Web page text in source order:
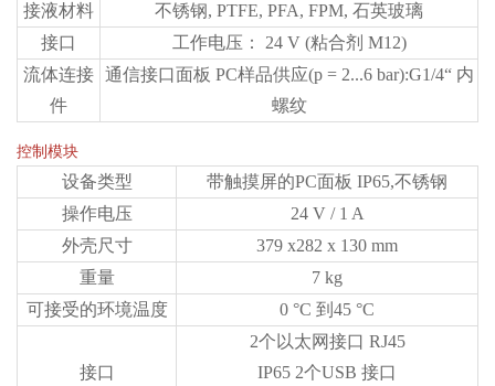
接液材料
不锈钢, PTFE, PFA, FPM, 石英玻璃
接口
工作电压： 24 V (粘合剂 M12)
流体连接
件
通信接口面板 PC样品供应(p = 2...6 bar):G1/4“ 内
螺纹
控制模块
设备类型
带触摸屏的PC面板 IP65,不锈钢
操作电压
24 V / 1 A
外壳尺寸
379 x282 x 130 mm
重量
7 kg
可接受的环境温度
0 °C 到45 °C
接口
2个以太网接口 RJ45
IP65 2个USB 接口